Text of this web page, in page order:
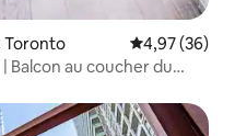
Toronto Évaluation
4,97 (36)
Balcon au coucher du